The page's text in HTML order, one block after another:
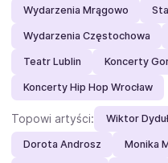
Wydarzenia Mrągowo
Wydarzenia Częstochowa
Teatr Lublin Koncerty
Koncerty Hip Hop Wrocław
Topowi artyści: Wiktor
Dorota Androsz Monika